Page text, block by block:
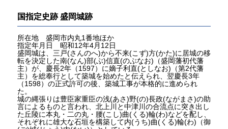
国指定史跡 盛岡城跡
所在地 盛岡市内丸1番地ほか
指定年月日 昭和12年4月12日
盛岡城は、三戸(さんのへ)から不来(こず)方(かた)に居城の移
転を決定した南(なん)部(ぶ)信直(のぶなお)（盛岡藩初代藩
主）が、慶長2年（1597）に嫡子利直(としなお)（第2代藩
主）を総奉行として築城を始めたと伝えられ、翌慶長3年
（1598）の正式許可の後、築城工事が本格的に進められ
た。
城の縄張りは豊臣家重臣の浅(あさ)野(の)長政(ながまさ)の助
言によるものと言われ、北上川と中津川の合流点に突き出し
た丘陵に本丸・二の丸・腰(こし)曲(くる)輪(わ)などを配し、
それぞれに雄大な石垣を構築して内(うち)曲(くる)輪(わ)（御